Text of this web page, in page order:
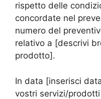
rispetto delle
concordate nel
numero del
relativo a [descrivi
prodotto].
In data [inserisci
vostri servizi/